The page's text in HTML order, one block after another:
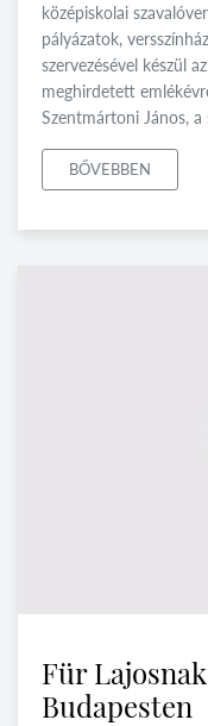
középiskolai
pályázatok,
szervezésével készül
meghirdetett
Szentmártoni János,
BŐVEBBEN
Für
Budapesten